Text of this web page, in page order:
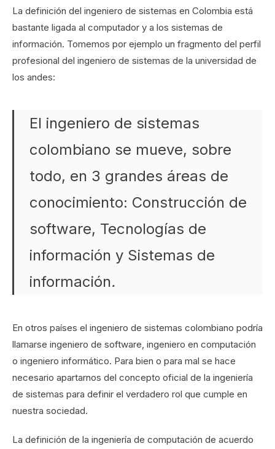
La definición del ingeniero de sistemas en Colombia está
bastante ligada al computador y a los sistemas de
información. Tomemos por ejemplo un fragmento del perfil
profesional del ingeniero de sistemas de la universidad de
los andes:
El ingeniero de sistemas
colombiano se mueve, sobre
todo, en 3 grandes áreas de
conocimiento: Construcción de
software, Tecnologías de
información y Sistemas de
información.
En otros países el ingeniero de sistemas colombiano podría
llamarse ingeniero de software, ingeniero en computación
o ingeniero informático. Para bien o para mal se hace
necesario apartarnos del concepto oficial de la ingeniería
de sistemas para definir el verdadero rol que cumple en
nuestra sociedad.
La definición de la ingeniería de computación de acuerdo